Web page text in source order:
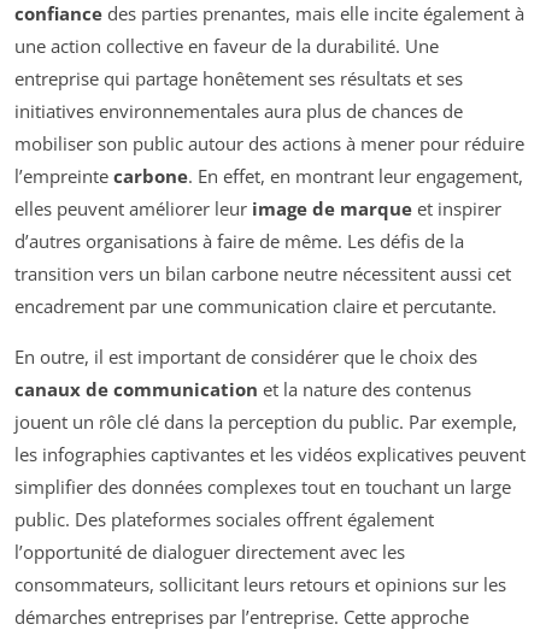
confiance des parties prenantes, mais elle incite également à
une action collective en faveur de la durabilité. Une
entreprise qui partage honêtement ses résultats et ses
initiatives environnementales aura plus de chances de
mobiliser son public autour des actions à mener pour réduire
l’empreinte carbone. En effet, en montrant leur engagement,
elles peuvent améliorer leur image de marque et inspirer
d’autres organisations à faire de même. Les défis de la
transition vers un bilan carbone neutre nécessitent aussi cet
encadrement par une communication claire et percutante.
En outre, il est important de considérer que le choix des
canaux de communication et la nature des contenus
jouent un rôle clé dans la perception du public. Par exemple,
les infographies captivantes et les vidéos explicatives peuvent
simplifier des données complexes tout en touchant un large
public. Des plateformes sociales offrent également
l’opportunité de dialoguer directement avec les
consommateurs, sollicitant leurs retours et opinions sur les
démarches entreprises par l’entreprise. Cette approche